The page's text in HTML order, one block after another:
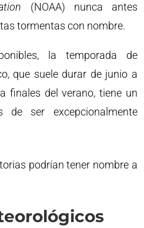
(NOAA) nunca antes
tormentas con nombre.
la temporada de
que suele durar de junio a
finales del verano, tiene un
de ser excepcionalmente
podrían tener nombre a